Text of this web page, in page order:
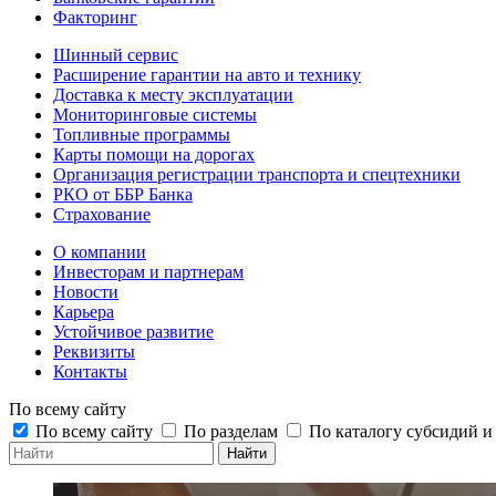
Факторинг
Шинный сервис
Расширение гарантии на авто и технику
Доставка к месту эксплуатации
Мониторинговые системы
Топливные программы
Карты помощи на дорогах
Организация регистрации транспорта и спецтехники
РКО от ББР Банка
Страхование
О компании
Инвесторам и партнерам
Новости
Карьера
Устойчивое развитие
Реквизиты
Контакты
По всему сайту
По всему сайту
По разделам По каталогу субсидий
Найти